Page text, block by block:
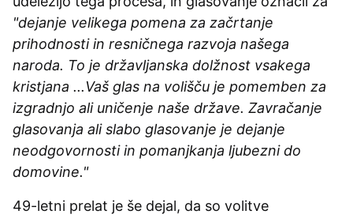
"dejanje velikega pomena za začrtanje
prihodnosti in resničnega razvoja našega
naroda. To je državljanska dolžnost vsakega
kristjana ...Vaš glas na volišču je pomemben za
izgradnjo ali uničenje naše države. Zavračanje
glasovanja ali slabo glasovanje je dejanje
neodgovornosti in pomanjkanja ljubezni do
domovine."
49-letni prelat je še dejal, da so volitve